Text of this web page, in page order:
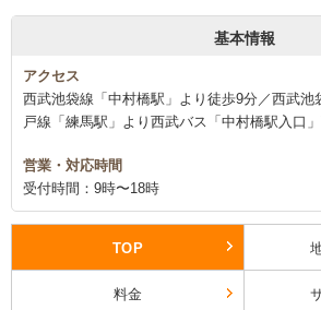
基本情報
アクセス
西武池袋線「中村橋駅」より徒歩9分／西武池
戸線「練馬駅」より西武バス「中村橋駅入口
営業・対応時間
受付時間：9時〜18時
TOP
料金